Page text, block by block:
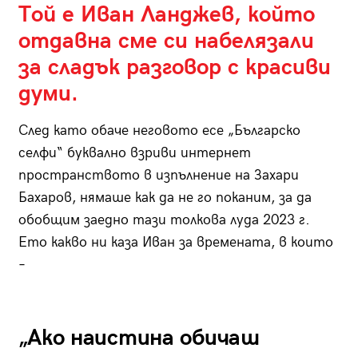
Той е Иван Ланджев, който
отдавна сме си набелязали
за сладък разговор с красиви
думи.
След като обаче неговото есе „Българско
селфи“ буквално взриви интернет
пространството в изпълнение на Захари
Бахаров, нямаше как да не го поканим, за да
обобщим заедно тази толкова луда 2023 г.
Ето какво ни каза Иван за времената, в които
–
„Ако наистина обичаш